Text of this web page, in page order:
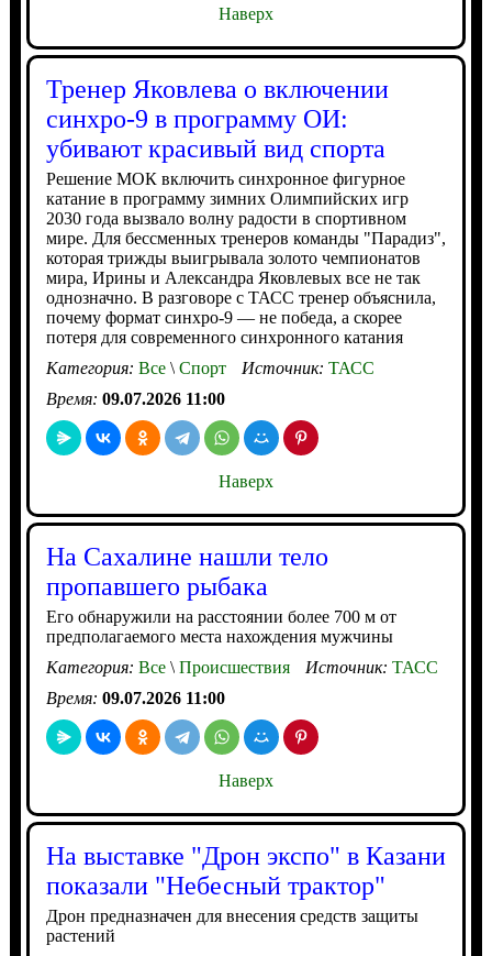
Наверх
Тренер Яковлева о включении
синхро-9 в программу ОИ:
убивают красивый вид спорта
Решение МОК включить синхронное фигурное
катание в программу зимних Олимпийских игр
2030 года вызвало волну радости в спортивном
мире. Для бессменных тренеров команды "Парадиз",
которая трижды выигрывала золото чемпионатов
мира, Ирины и Александра Яковлевых все не так
однозначно. В разговоре с ТАСС тренер объяснила,
почему формат синхро-9 — не победа, а скорее
потеря для современного синхронного катания
Категория: Все\Спорт Источник: ТАСС
Время: 09.07.2026 11:00
Наверх
На Сахалине нашли тело
пропавшего рыбака
Его обнаружили на расстоянии более 700 м от
предполагаемого места нахождения мужчины
Категория: Все\Происшествия Источник: ТАСС
Время: 09.07.2026 11:00
Наверх
На выставке "Дрон экспо" в Казани
показали "Небесный трактор"
Дрон предназначен для внесения средств защиты
растений